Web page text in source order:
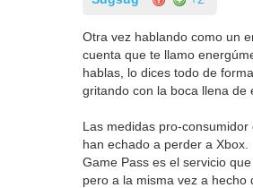
Otra vez hablando como un
cuenta que te llamo
hablas, lo dices todo de
gritando con la boca llena de
Las medidas pro-
han echado a perder a Xbox.
Game Pass es el servicio
pero a la misma vez a hecho